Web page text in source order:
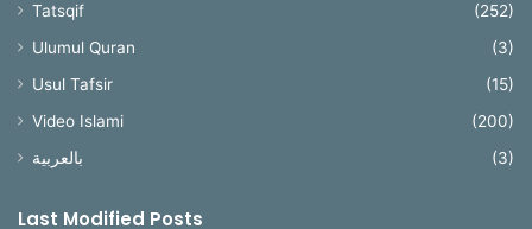
Tatsqif
(252)
Ulumul Quran
(3)
Usul Tafsir
(15)
Video Islami
(200)
بالعربية
(3)
Last Modified Posts